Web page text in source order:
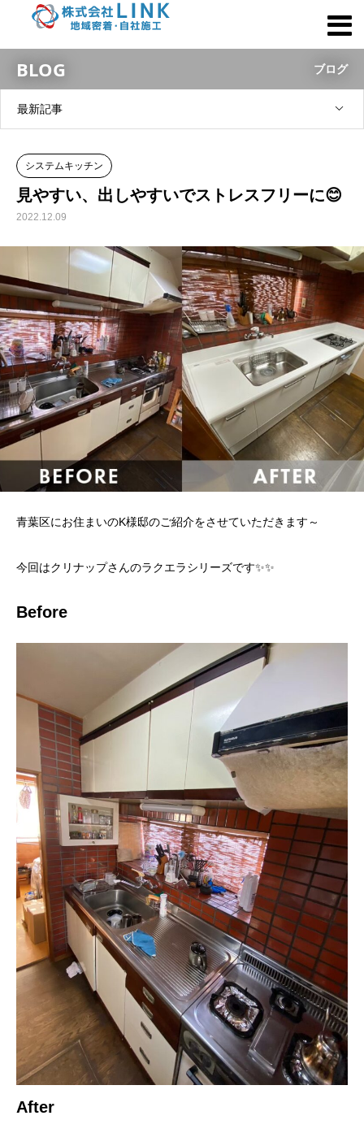
BLOG ブログ
最新記事
システムキッチン
見やすい、出しやすいでストレスフリーに😊
2022.12.09
青葉区にお住まいのK様邸のご紹介をさせていただきます～
今回はクリナップさんのラクエラシリーズです✨✨
Before
After